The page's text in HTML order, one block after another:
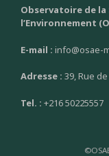
Observatoire de
l’Environnement
E-mail :info@osae-
Adresse :39, Rue
Tel. :+216 50225557